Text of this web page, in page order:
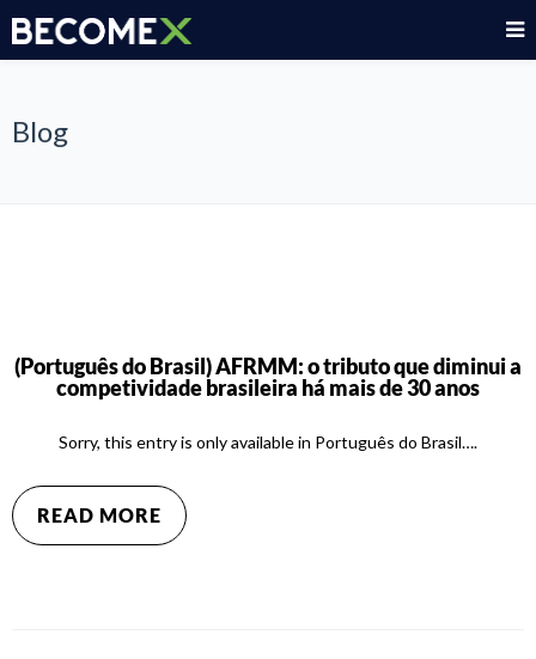
Blog
(Português do Brasil) AFRMM: o tributo que diminui a
competividade brasileira há mais de 30 anos
Sorry, this entry is only available in Português do Brasil….
READ MORE